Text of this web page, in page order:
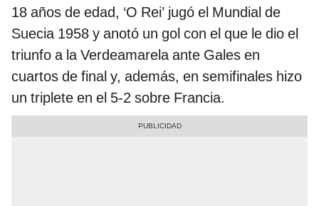
18 años de edad, ‘O Rei’ jugó el Mundial de
Suecia 1958 y anotó un gol con el que le dio el
triunfo a la Verdeamarela ante Gales en
cuartos de final y, además, en semifinales hizo
un triplete en el 5-2 sobre Francia.